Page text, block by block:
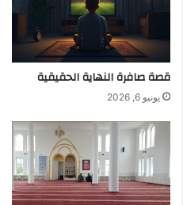
قصة صافرة النهاية الحقيقية
يونيو 6, 2026